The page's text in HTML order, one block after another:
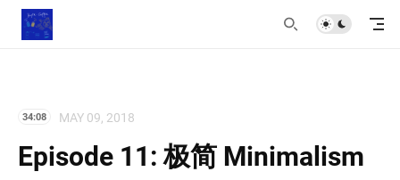
34:08 MAY 09, 2018
Episode 11: 极简 Minimalism